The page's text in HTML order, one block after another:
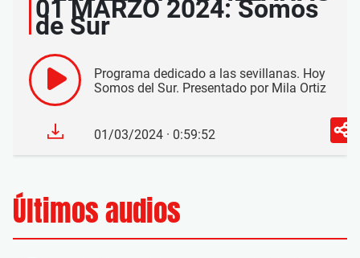
01 MARZO 2024: Somos
de Sur
Programa dedicado a las sevillanas. Hoy
Somos del Sur. Presentado por Mila Ortiz
01/03/2024 · 0:59:52
Últimos audios